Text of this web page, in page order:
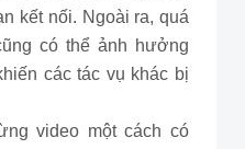
kết nối. Ngoài ra, quá
có thể ảnh hưởng
các tác vụ khác bị
video một cách có